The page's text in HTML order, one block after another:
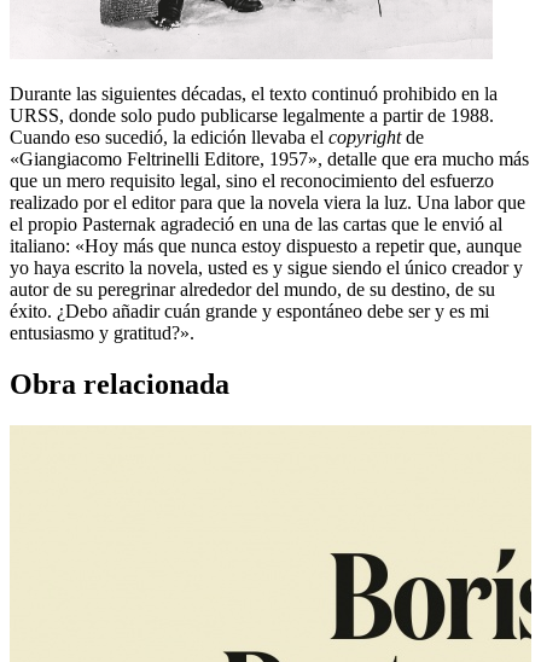
Durante las siguientes décadas, el texto continuó prohibido en la
URSS, donde solo pudo publicarse legalmente a partir de 1988.
Cuando eso sucedió, la edición llevaba el copyrightde
«Giangiacomo Feltrinelli Edito­re, 1957», detalle que era mucho más
que un mero requisito legal, sino el reconocimiento del esfuerzo
realizado por el editor para que la novela viera la luz. Una labor que
el propio Pasternak agradeció en una de las cartas que le envió al
italiano: «Hoy más que nunca estoy dispuesto a repetir que, aunque
yo haya escrito la novela, usted es y sigue siendo el único creador y
autor de su peregrinar alrededor del mundo, de su destino, de su
éxito. ¿Debo añadir cuán grande y espontáneo debe ser y es mi
entusiasmo y gratitud?».
Obra relacionada